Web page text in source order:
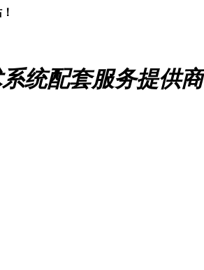
统配套服务提供商